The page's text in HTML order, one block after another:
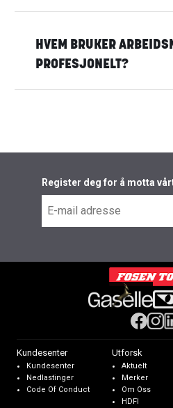
HVEM BRUKER
PROFESJONELT?
Register deg for å motta
Kundesenter
Kundesenter
Nedlastinger
Code Of Conduct
Utforsk
Aktuelt
Merker
Om Oss
HDFI